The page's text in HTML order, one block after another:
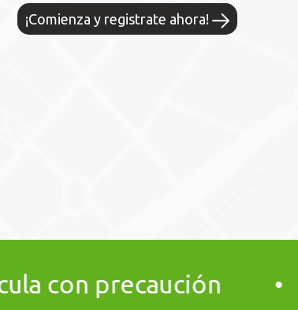
¡Comienza y registrate ahora!
• Tu seguridad, tu